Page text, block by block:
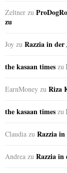
Zeltner zu
zu
Joy zu Razzia in
the kasaan times zu
EarnMoney zu Riza
the kasaan times zu
Claudia zu Razzia
Andrea zu Razzia in